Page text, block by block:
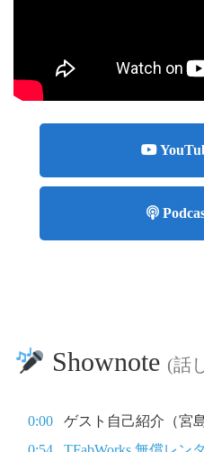
Shownote (話
0:00 ゲスト自己紹介（宮